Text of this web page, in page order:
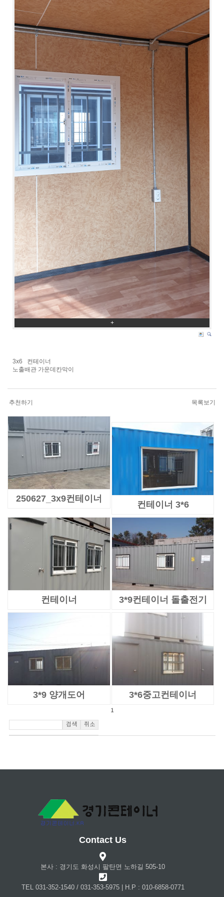
+
3x6 컨테이너
노출배관 가운데칸막이
추천하기 목록보기
250627_3x9컨테이너
컨테이너 3*6
컨테이너 3*9컨테이너 돌출전기
3*9 양개도어 3*6중고컨테이너
1
Contact Us
본사 : 경기도 화성시 팔탄면 노하길 505-10
TEL 031-352-1540 / 031-353-5975 | H.P : 010-6858-0771